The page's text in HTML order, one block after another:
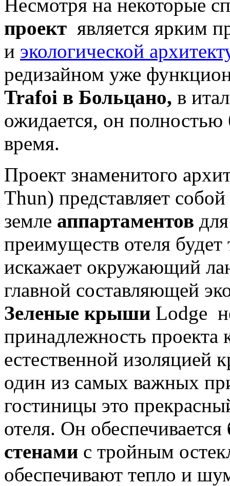
Несмотря на некоторые
проект является ярким
и экологической
редизайном уже
Trafoi в Больцано, в
ожидается, он
время.
Проект знаменитого
Thun) представляет собой
земле аппартаментов
преимуществ отеля
искажает окружающий
главной составляющей
Зеленые крыши Lodge
принадлежность проекта
естественной изоляцией
один из самых важных
гостиницы это
отеля. Он обеспечивается
стенами с тройным
обеспечивают тепло и